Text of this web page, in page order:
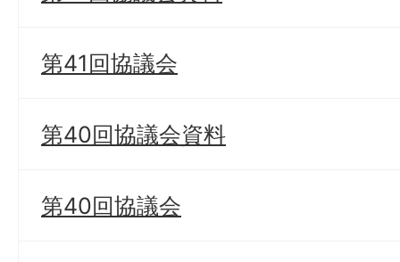
第41回協議会
第40回協議会資料
第40回協議会